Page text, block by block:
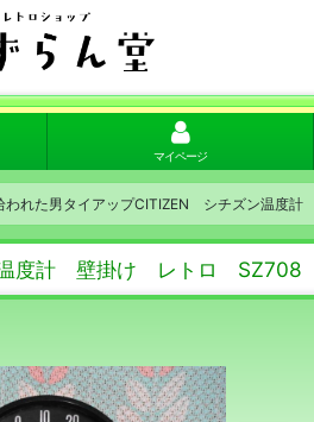
マイページ
拾われた男タイアップCITIZEN シチズン
ン温度計 壁掛け レトロ